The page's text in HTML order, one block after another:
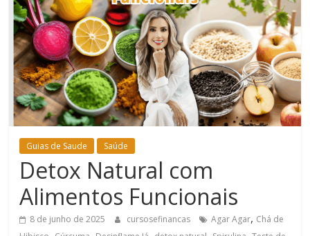
Estar
Guias de Saude Saúde
Detox Natural com
Alimentos Funcionais
8 de junho de 2025 cursosefinancas Agar Agar, Chá de